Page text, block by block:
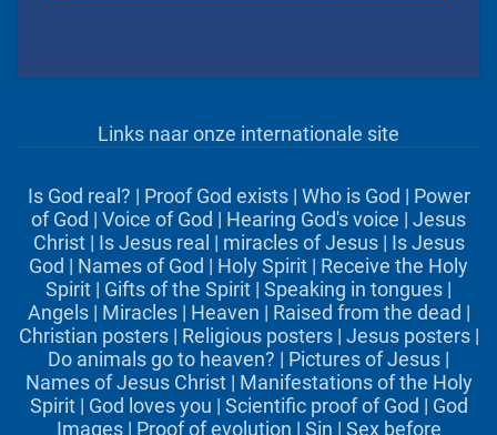
Links naar onze internationale site
Is God real? | Proof God exists| Who is God | Power
of God | Voice of God | Hearing God's voice | Jesus
Christ| Is Jesus real | miracles of Jesus| Is Jesus
God | Names of God | Holy Spirit | Receive the Holy
Spirit | Gifts of the Spirit | Speaking in tongues |
Angels| Miracles| Heaven | Raised from the dead |
Christian posters| Religious posters| Jesus posters|
Do animals go to heaven? | Pictures of Jesus |
Names of Jesus Christ| Manifestations of the Holy
Spirit| God loves you | Scientific proof of God | God
Images| Proof of evolution | Sin | Sex before